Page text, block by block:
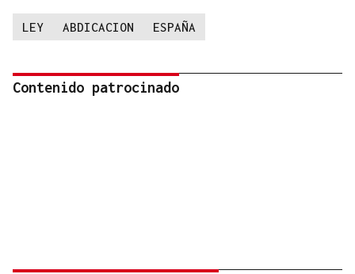
LEY ABDICACION ESPAÑA
Contenido patrocinado